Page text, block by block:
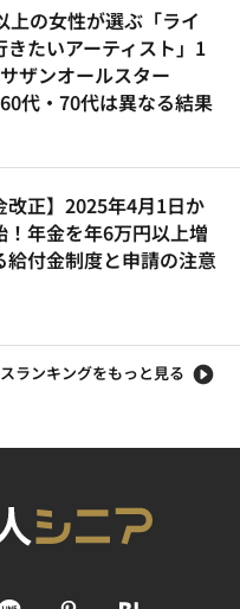
上の女性が選ぶ「ライ
きたいアーティスト」1
ザンオールスター
代・70代は異なる結果
改正】2025年4月1日か
！年金を年6万円以上増
給付金制度と申請の注意
ランキングをもっと見る